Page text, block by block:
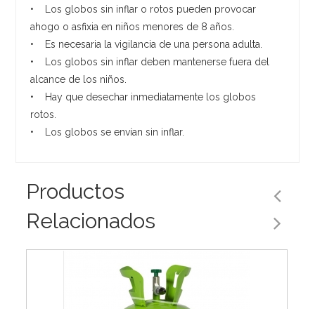
• Los globos sin inflar o rotos pueden provocar
ahogo o asfixia en niños menores de 8 años.
• Es necesaria la vigilancia de una persona adulta.
• Los globos sin inflar deben mantenerse fuera del
alcance de los niños.
• Hay que desechar inmediatamente los globos
rotos.
• Los globos se envían sin inflar.
Productos
Relacionados